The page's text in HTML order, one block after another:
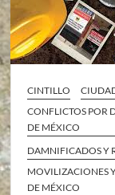
CINTILLO
CONFLICTOS POR
DE MÉXICO
DAMNIFICADOS Y
MOVILIZACIONES
DE MÉXICO